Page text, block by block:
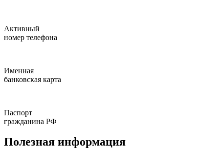
Активный
номер телефона
Именная
банковская карта
Паспорт
гражданина РФ
Полезная информация